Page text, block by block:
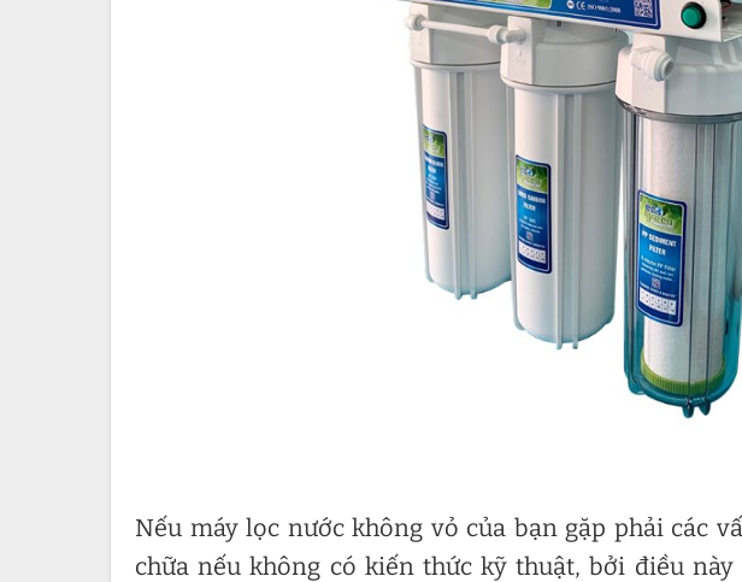
Nếu máy lọc nước không vỏ của bạn gặp phải các
chữa nếu không có kiến thức kỹ thuật, bởi điều